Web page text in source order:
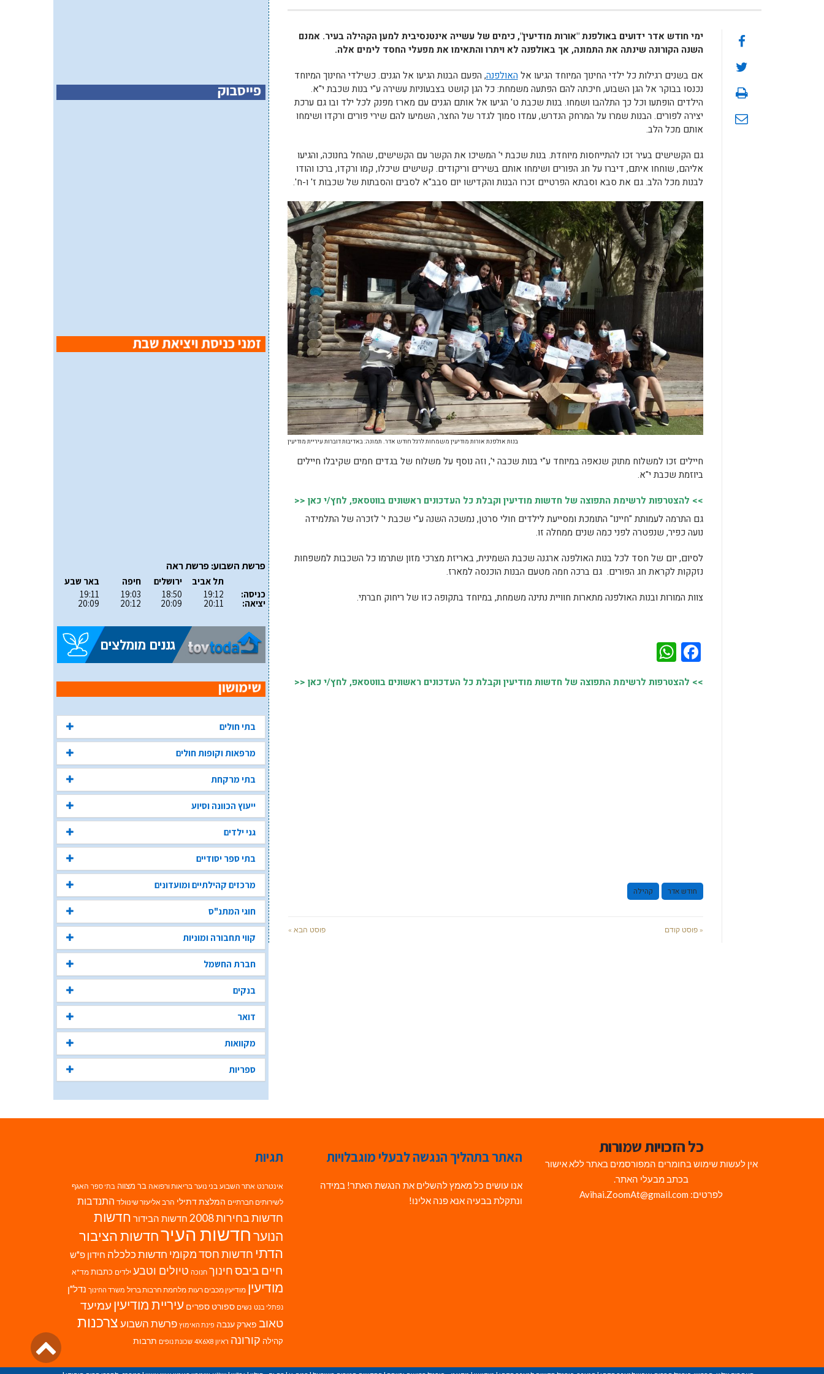
ימי חודש אדר ידועים באולפנת "אורות מודיעין", כימים של עשייה אינטנסיבית למען הקהילה בעיר. אמנם
השנה הקורונה שינתה את התמונה, אך באולפנה לא ויתרו והתאימו את מפעלי החסד לימים אלה.
אם בשנים רגילות כל ילדי החינוך המיוחד הגיעו אל האולפנה, הפעם הבנות הגיעו אל הגנים. כשילדי החינוך המיוחד
נכנסו בבוקר אל הגן השבוע, חיכתה להם הפתעה משמחת: כל הגן קושט בצבעוניות עשירה ע"י בנות שכבת י"א.
הילדים הופתעו וכל כך התלהבו ושמחו. בנות שכבת ט' הגיעו אל אותם הגנים עם מארז מפנק לכל ילד ובו גם ערכת
יצירה לפורים. הבנות שמרו על המרחק הנדרש, עמדו סמוך לגדר של החצר, השמיעו להם שירי פורים ורקדו ושימחו
אותם מכל הלב.
גם הקשישים בעיר זכו להתייחסות מיוחדת. בנות שכבת י' המשיכו את הקשר עם הקשישים, שהחל בחנוכה, והגיעו
אליהם, שוחחו איתם, דיברו על חג הפורים ושימחו אותם בשירים וריקודים. קשישים שיכלו, קמו ורקדו, ברכו והודו
לבנות מכל הלב. גם את סבא וסבתא הפרטיים זכרו הבנות והקדישו יום סבב"א לסבים והסבתות של שכבות ז' ו-ח'.
בנות אולפנת אורות מודיעין משמחות לרגל חודש אדר. תמונה: באדיבות דוברות עיריית מודיעין
חיילים זכו למשלוח מתוק שנאפה במיוחד ע"י בנות שכבה י', וזה נוסף על משלוח של בגדים חמים שקיבלו חיילים
ביוזמת שכבת י"א.
>> להצטרפות לרשימת התפוצה של חדשות מודיעין וקבלת כל העדכונים ראשונים בווטסאפ, לחץ/י כאן <<
גם התרמה לעמותת "חיינו" התומכת ומסייעת לילדים חולי סרטן, נמשכה השנה ע"י שכבת י' לזכרה של התלמידה
נועה כפיר, שנפטרה לפני כמה שנים ממחלה זו.
לסיום, יום של חסד לכל בנות האולפנה ארגנה שכבת השמינית, באריזת מצרכי מזון שתרמו כל השכבות למשפחות
נזקקות לקראת חג הפורים. גם ברכה חמה מטעם הבנות הוכנסה למארז.
צוות המורות ובנות האולפנה מתארות חוויית נתינה משמחת, במיוחד בתקופה כזו של ריחוק חברתי.
Facebook
>> להצטרפות לרשימת התפוצה של חדשות מודיעין וקבלת כל העדכונים ראשונים בווטסאפ, לחץ/י כאן <<
חודש אדר קהילה
« פוסט קודם פוסט הבא »
פרשת השבוע: פרשת ראה
כניסה:
יציאה:
תל אביב
19:12
20:11
ירושלים
18:50
20:09
חיפה
19:03
20:12
באר שבע
19:11
20:09
בתי חולים
מרפאות וקופות חולים
בתי מרקחת
ייעוץ הכוונה וסיוע
גני ילדים
בתי ספר יסודיים
מרכזים קהילתיים ומועדונים
חוגי המתנ"ס
קווי תחבורה ומוניות
חברת החשמל
בנקים
דואר
מקוואות
ספריות
כל הזכויות שמורות
אין לעשות שימוש בחומרים המפורסמים באתר ללא אישור
בכתב מבעלי האתר.
לפרטים: Avihai.ZoomAt@gmail.com
האתר בתהליך הנגשה לבעלי מוגבלויות
אנו עושים כל מאמץ להשלים את הנגשת האתר! במידה
ונתקלת בבעיה אנא פנה אלינו!
תגיות
אינטרנט אתר השבוע בני נוער בריאות ורפואה בר מצווה בתי ספר האגף
לשירותים חברתיים המלצת דתילי הרב אליעזר שינוולד התנדבות
חדשות בחירות 2008 חדשות הבידור חדשות
הנוערחדשות העירחדשות הציבור
הדתי חדשות חסד מקומי חדשות כלכלה חידון פ"ש
חיים ביבסחינוך חנוכה טיולים וטבע ילדים כתבות מד"א
מודיעין מודיעין מכבים רעות מלחמת חרבות ברזל משרד החינוך נדל"ן
נפתלי בנט נשים ספורט ספרים עיריית מודיעין עמיעד
טאוב פארק ענבה פינת האימוץ פרשת השבועצרכנות
קהילה קורונה ראיון 4X6X8 שכונת נופים תרבות